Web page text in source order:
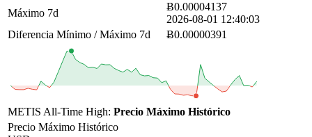
Máximo 7d
Ƀ0.00004137
2026-08-01 12:40:03
Diferencia Mínimo / Máximo 7d
Ƀ0.00000391
METIS All-Time High: Precio Máximo Histórico
Precio Máximo Histórico